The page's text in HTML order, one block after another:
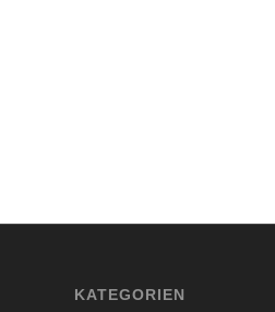
KATEGORIEN